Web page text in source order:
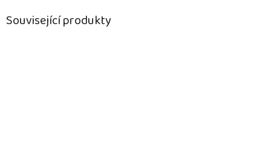
Související produkty